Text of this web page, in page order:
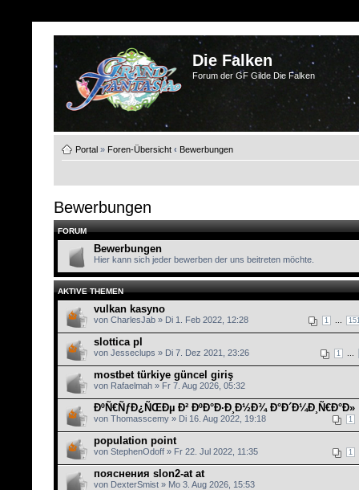
Die Falken
Forum der GF Gilde Die Falken
Portal » Foren-Übersicht ‹ Bewerbungen
Bewerbungen
FORUM
Bewerbungen
Hier kann sich jeder bewerben der uns beitreten möchte.
AKTIVE THEMEN
vulkan kasyno
1
von CharlesJab » Di 1. Feb 2022, 12:28
slottica pl
1
von Jesseclups » Di 7. Dez 2021, 23:26
mostbet türkiye güncel giriş
von Rafaelmah » Fr 7. Aug 2026, 05:32
ÐºÑ€ÑƒÐ¿ÑŒÐµ Ð² ÐºÐ°Ð·Ð¸Ð½Ð¾ Ð°Ð´Ð¼Ð¸Ñ€Ð°Ð»
1
von Thomasscemy » Di 16. Aug 2022, 19:18
population point
1
von StephenOdoff » Fr 22. Jul 2022, 11:35
пояснения slon2-at at
von DexterSmist » Mo 3. Aug 2026, 15:53